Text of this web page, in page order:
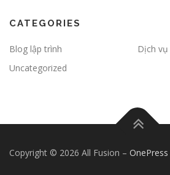
CATEGORIES
Blog lập trình
Dịch vụ
Uncategorized
Copyright © 2026 All Fusion – OnePress